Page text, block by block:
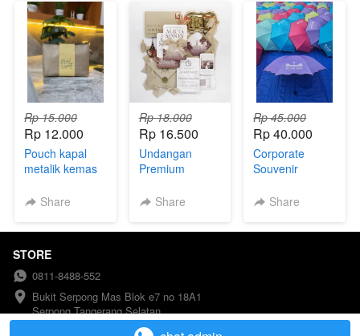
Rp 15.000
Rp 12.000
Pouch kapal
metalik kemas
Share
Rp 18.000
Rp 16.500
Undangan
Premium
E.04.3 (XH)
Share
Rp 45.000
Rp 40.000
Corporate
Souvenir
Share
STORE
0811-8488-552
Bukit Serpong Mas Blok e7 no 18A1
Serpong Tangerang Selatan